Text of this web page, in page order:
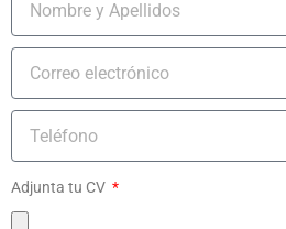
Adjunta tu CV